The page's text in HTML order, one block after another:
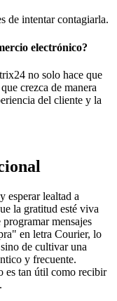
de intentar contagiarla.
electrónico?
no solo hace que
crezca de manera
del cliente y la
esperar lealtad a
la gratitud esté viva
mensajes
en letra Courier, lo
de cultivar una
y frecuente.
es tan útil como recibir